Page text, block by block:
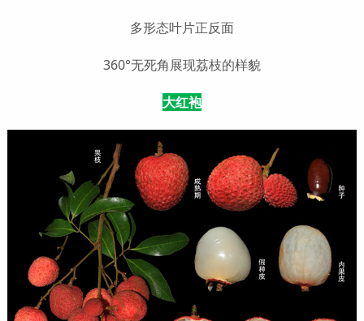
多形态叶片正反面
360°无死角展现荔枝的样貌
大红袍